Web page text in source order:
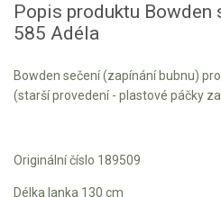
VARI
VARI malotraktory
VARI multifunkční nosiče
Sněhové frézy
Popis produktu Bowden
585 Adéla
Bowden sečení (zapínání bubnu)
(starší provedení - plastové páčky
Originální číslo 189509
Délka lanka 130 cm